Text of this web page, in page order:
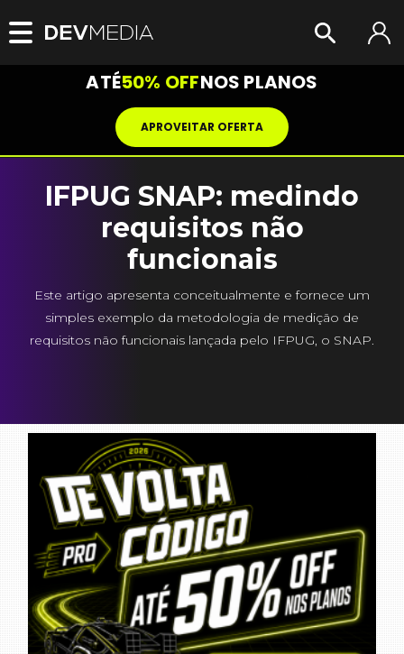
ATÉ50% OFFNOS PLANOS
APROVEITAR OFERTA
IFPUG SNAP: medindo
requisitos não
funcionais
Este artigo apresenta conceitualmente e fornece um
simples exemplo da metodologia de medição de
requisitos não funcionais lançada pelo IFPUG, o SNAP.